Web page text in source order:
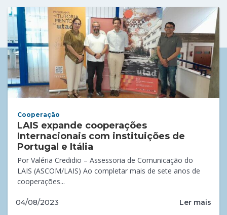
Cooperação
LAIS expande cooperações
Internacionais com instituições de
Portugal e Itália
Por Valéria Credidio – Assessoria de Comunicação do
LAIS (ASCOM/LAIS) Ao completar mais de sete anos de
cooperações...
04/08/2023 Ler mais